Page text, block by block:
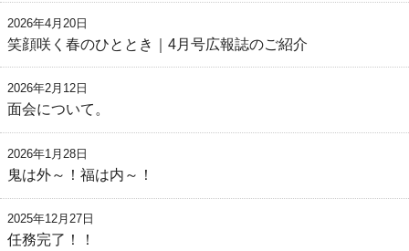
2026年4月20日
笑顔咲く春のひととき｜4月号広報誌のご紹介
2026年2月12日
面会について。
2026年1月28日
鬼は外～！福は内～！
2025年12月27日
任務完了！！